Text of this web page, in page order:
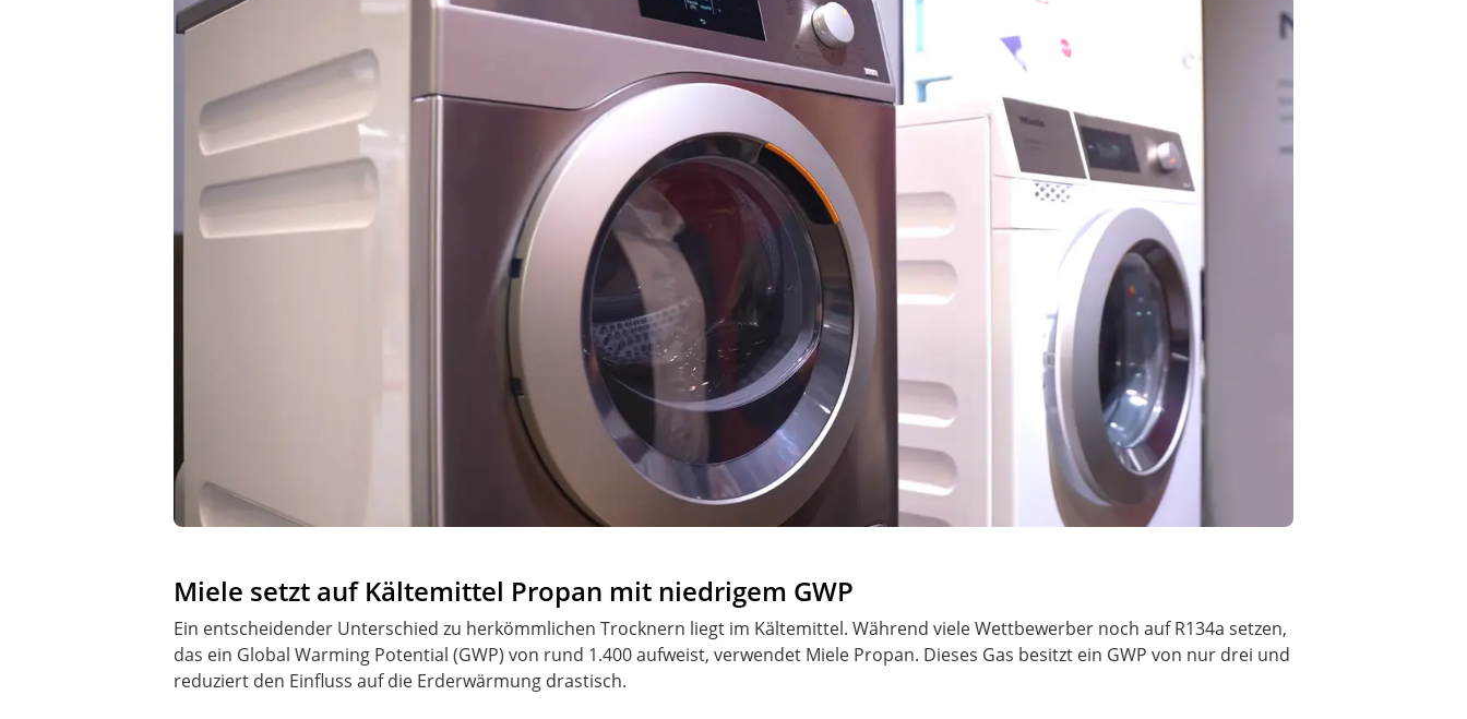
Miele setzt auf Kältemittel Propan mit niedrigem GWP
Ein entscheidender Unterschied zu herkömmlichen Trocknern liegt im Kältemittel. Während viele Wettbewerber noch auf R134a setzen,
das ein Global Warming Potential (GWP) von rund 1.400 aufweist, verwendet Miele Propan. Dieses Gas besitzt ein GWP von nur drei und
reduziert den Einfluss auf die Erderwärmung drastisch.